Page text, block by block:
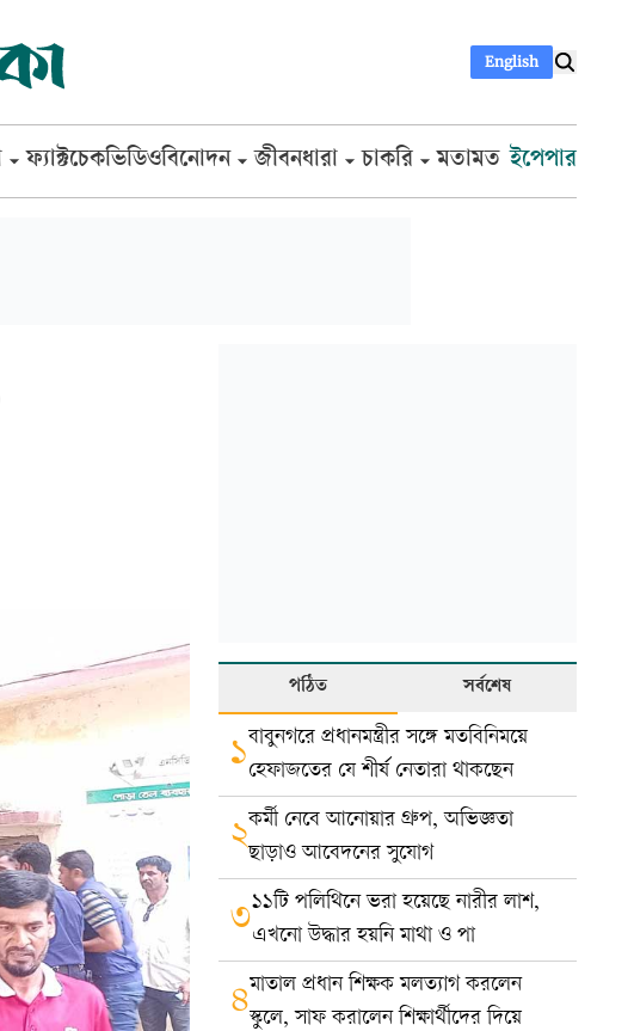
English
ফ্যাক্টচেকভিডিওবিনোদন জীবনধারা চাকরি মতামত ইপেপার
পঠিত সর্বশেষ
১বাবুনগরে প্রধানমন্ত্রীর সঙ্গে মতবিনিময়ে
হেফাজতের যে শীর্ষ নেতারা থাকছেন
২কর্মী নেবে আনোয়ার গ্রুপ, অভিজ্ঞতা
ছাড়াও আবেদনের সুযোগ
৩১১টি পলিথিনে ভরা হয়েছে নারীর লাশ,
এখনো উদ্ধার হয়নি মাথা ও পা
৪মাতাল প্রধান শিক্ষক মলত্যাগ করলেন
স্কুলে, সাফ করালেন শিক্ষার্থীদের দিয়ে